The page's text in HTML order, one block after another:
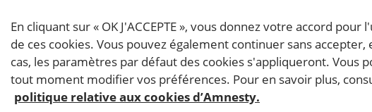
En cliquant sur « OK J'ACCEPTE », vous donnez votre accord pour
de ces cookies. Vous pouvez également continuer sans accepter,
cas, les paramètres par défaut des cookies s'appliqueront. Vous
tout moment modifier vos préférences. Pour en savoir plus,
politique relative aux cookies d’Amnesty.